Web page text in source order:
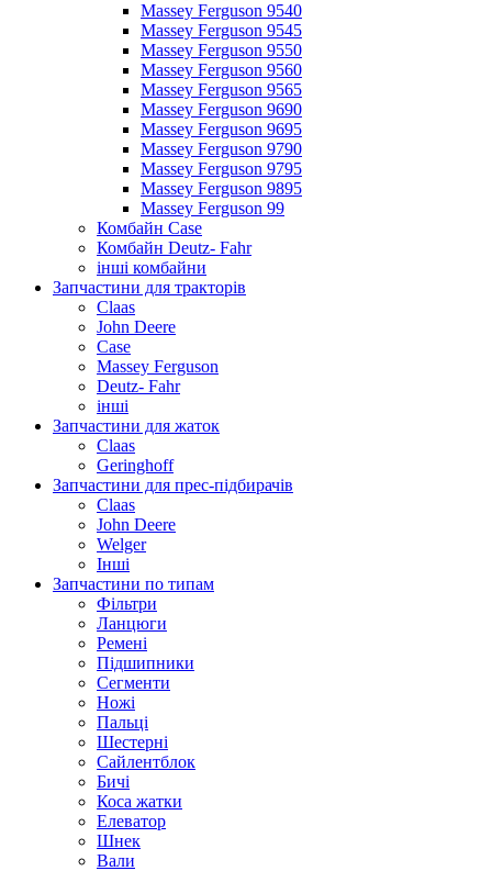
Massey Ferguson 9540
Massey Ferguson 9545
Massey Ferguson 9550
Massey Ferguson 9560
Massey Ferguson 9565
Massey Ferguson 9690
Massey Ferguson 9695
Massey Ferguson 9790
Massey Ferguson 9795
Massey Ferguson 9895
Massey Ferguson 99
Комбайн Case
Комбайн Deutz- Fahr
інші комбайни
Запчастини для тракторів
Claas
John Deere
Case
Massey Ferguson
Deutz- Fahr
інші
Запчастини для жаток
Claas
Geringhoff
Запчастини для прес-підбирачів
Claas
John Deere
Welger
Інші
Запчастини по типам
Фільтри
Ланцюги
Ремені
Підшипники
Сегменти
Ножі
Пальці
Шестерні
Сайлентблок
Бичі
Коса жатки
Елеватор
Шнек
Вали